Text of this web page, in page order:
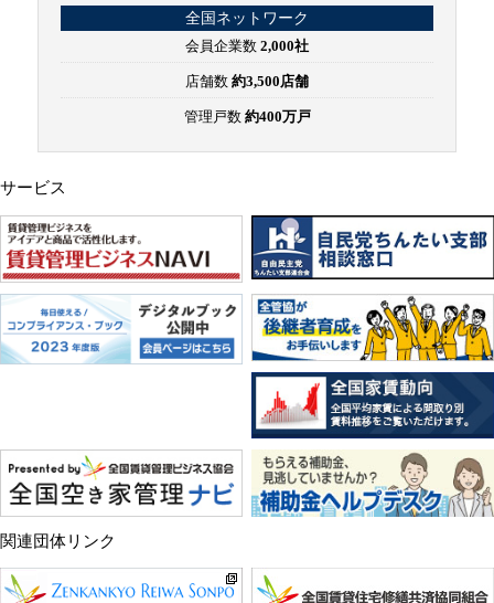
全国ネットワーク
会員企業数 2,000社
店舗数 約3,500店舗
管理戸数 約400万戸
サービス
関連団体リンク